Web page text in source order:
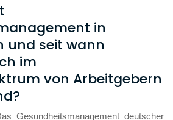
in
und seit wann
im
von Arbeitgebern
Gesundheitsmanagement deutscher